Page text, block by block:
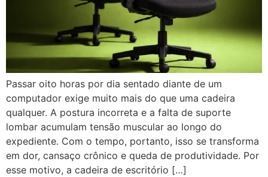
Passar oito horas por dia sentado diante de um
computador exige muito mais do que uma cadeira
qualquer. A postura incorreta e a falta de suporte
lombar acumulam tensão muscular ao longo do
expediente. Com o tempo, portanto, isso se transforma
em dor, cansaço crônico e queda de produtividade. Por
esse motivo, a cadeira de escritório […]